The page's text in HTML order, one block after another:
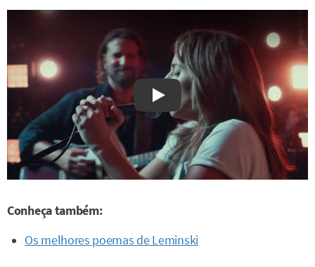
Watch on YouTube
Conheça também:
Os melhores poemas de Leminski